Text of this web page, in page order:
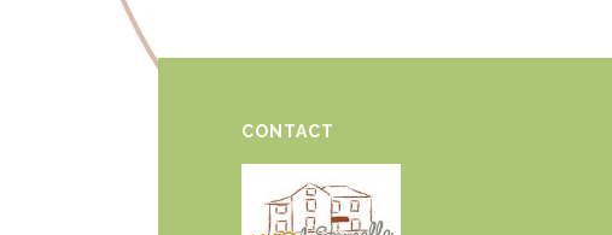
CONTACT